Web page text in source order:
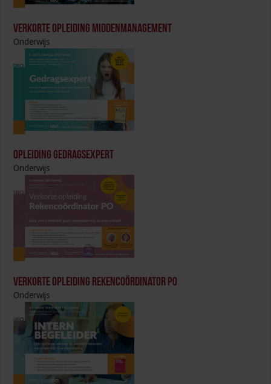
Verkorte opleiding Middenmanagement
Onderwijs
Opleiding Gedragsexpert
Onderwijs
Verkorte opleiding Rekencoördinator PO
Onderwijs